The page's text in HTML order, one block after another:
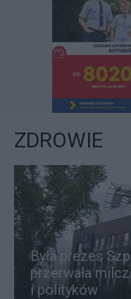
ZDROWIE
Była prezes
przerwała
i polityków